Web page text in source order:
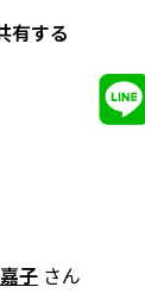
有する
子 さん